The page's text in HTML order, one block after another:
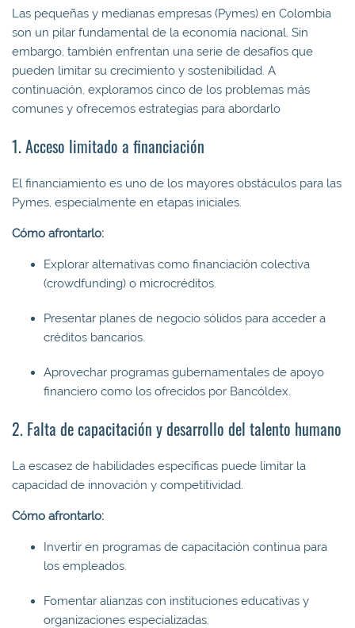
Las pequeñas y medianas empresas (Pymes) en Colombia
son un pilar fundamental de la economía nacional. Sin
embargo, también enfrentan una serie de desafíos que
pueden limitar su crecimiento y sostenibilidad. A
continuación, exploramos cinco de los problemas más
comunes y ofrecemos estrategias para abordarlo
1. Acceso limitado a financiación
El financiamiento es uno de los mayores obstáculos para las
Pymes, especialmente en etapas iniciales.
Cómo afrontarlo:
Explorar alternativas como financiación colectiva
(crowdfunding) o microcréditos.
Presentar planes de negocio sólidos para acceder a
créditos bancarios.
Aprovechar programas gubernamentales de apoyo
financiero como los ofrecidos por Bancóldex.
2. Falta de capacitación y desarrollo del talento humano
La escasez de habilidades específicas puede limitar la
capacidad de innovación y competitividad.
Cómo afrontarlo:
Invertir en programas de capacitación continua para
los empleados.
Fomentar alianzas con instituciones educativas y
organizaciones especializadas.